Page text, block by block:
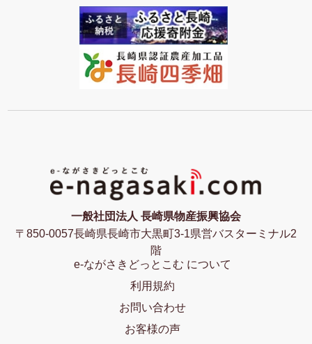
一般社団法人 長崎県物産振興協会
〒850-0057長崎県長崎市大黒町3-1県営バスターミナル2
階
e-ながさきどっとこむ について
利用規約
お問い合わせ
お客様の声